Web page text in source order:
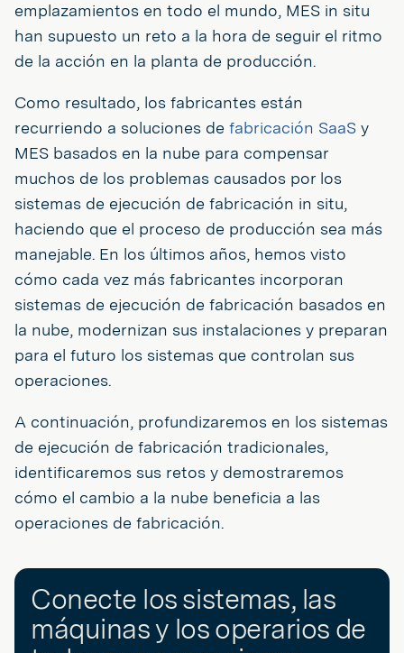
emplazamientos en todo el mundo, MES in situ
han supuesto un reto a la hora de seguir el ritmo
de la acción en la planta de producción.
Como resultado, los fabricantes están
recurriendo a soluciones de fabricación SaaS y
MES basados en la nube para compensar
muchos de los problemas causados por los
sistemas de ejecución de fabricación in situ,
haciendo que el proceso de producción sea más
manejable. En los últimos años, hemos visto
cómo cada vez más fabricantes incorporan
sistemas de ejecución de fabricación basados en
la nube, modernizan sus instalaciones y preparan
para el futuro los sistemas que controlan sus
operaciones.
A continuación, profundizaremos en los sistemas
de ejecución de fabricación tradicionales,
identificaremos sus retos y demostraremos
cómo el cambio a la nube beneficia a las
operaciones de fabricación.
Conecte los sistemas, las
máquinas y los operarios de